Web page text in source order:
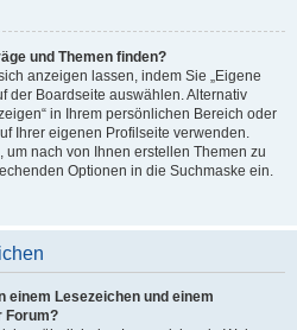
und Themen finden?
anzeigen lassen, indem Sie „Eigene
der Boardseite auswählen. Alternativ
in Ihrem persönlichen Bereich oder
Ihrer eigenen Profilseite verwenden.
um nach von Ihnen erstellen Themen zu
Optionen in die Suchmaske ein.
einem Lesezeichen und einem
Forum?